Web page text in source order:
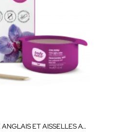
DIVINE WAX VISAGE ANGLAIS ET AISSELLES AVEC ORCHIDÉE